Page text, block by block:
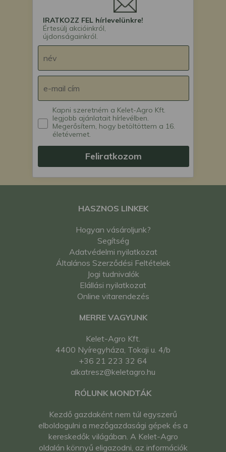
IRATKOZZ FEL hírlevelünkre!
Értesülj akcióinkról,
újdonságainkról.
Kapni szeretném a Kelet-Agro Kft.
legjobb ajánlatait hírlevélben.
Megerősítem, hogy betöltöttem a 16.
életévemet.
Feliratkozom
HASZNOS LINKEK
Hogyan vásároljunk?
Segítség
Adatvédelmi nyilatkozat
Általános Szerződési Feltételek
Jogi tudnivalók
Elállási nyilatkozat
Online vitarendezés
MERRE VAGYUNK
Kelet-Agro Kft.
4400 Nyíregyháza, Tokaji u. 4/b
+36 21 223 32 64
alkatresz@keletagro.hu
RÓLUNK MONDTÁK
Kezdő gazdaként nem túl egyszerű
elboldogulni a mezőgazdasági gépek és a
kereskedők világában. A Kelet-Agro
oldalán könnyű eligazodni, az információk